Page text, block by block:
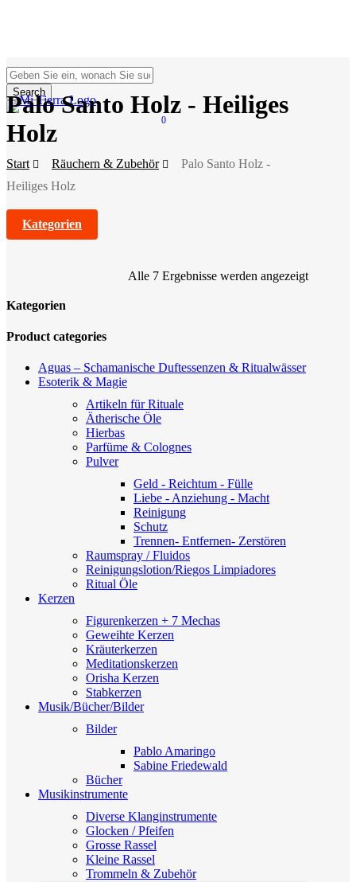
Search
Close
account
0
Palo Santo Holz - Heiliges
Holz
Start Räuchern & Zubehör
Palo Santo Holz -
Heiliges Holz
Kategorien
Alle 7 Ergebnisse werden angezeigt
Kategorien
Close
Product categories
Aguas – Schamanische Duftessenzen & Ritualwässer
Esoterik & Magie
Artikeln für Rituale
Ätherische Öle
Hierbas
Parfüme & Colognes
Pulver
Geld - Reichtum - Fülle
Liebe - Anziehung - Macht
Reinigung
Schutz
Trennen- Entfernen- Zerstören
Raumspray / Fluidos
Reinigungslotion/Riegos Limpiadores
Ritual Öle
Kerzen
Figurenkerzen + 7 Mechas
Geweihte Kerzen
Kräuterkerzen
Meditationskerzen
Orisha Kerzen
Stabkerzen
Musik/Bücher/Bilder
Bilder
Pablo Amaringo
Sabine Friedewald
Bücher
Musikinstrumente
Diverse Klanginstrumente
Glocken / Pfeifen
Grosse Rassel
Kleine Rassel
Trommeln & Zubehör